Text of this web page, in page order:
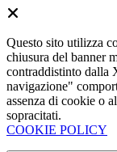
Questo sito utilizza
chiusura del banner
contraddistinto dalla
navigazione"
assenza di cookie o
sopracitati.
COOKIE POLICY